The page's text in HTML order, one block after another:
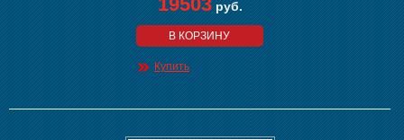
руб.
В КОРЗИНУ
Купить